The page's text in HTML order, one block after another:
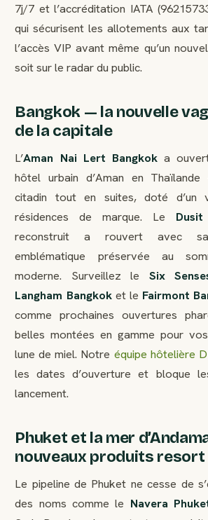
7j/7 et l’accréditation IATA
qui sécurisent les allotements aux
l’accès VIP avant même qu’un
soit sur le radar du public.
Bangkok — la nouvelle
de la capitale
L’Aman Nai Lert Bangkoka
hôtel urbain d’Aman en
citadin tout en suites, doté
résidences de marque. Le
reconstruit a rouvert avec
emblématique préservée au
moderne. Surveillez le Six
Langham Bangkoket le Fairmont
comme prochaines ouvertures
belles montées en gamme pour
lune de miel. Notre équipe hôtelière
les dates d’ouverture et bloque
lancement.
Phuket et la mer
nouveaux produits resort
Le pipeline de Phuket ne cesse de
des noms comme le Navera